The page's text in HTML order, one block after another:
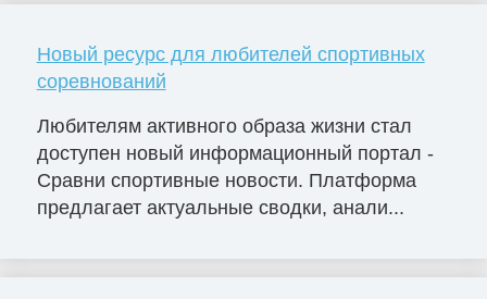
Новый ресурс для любителей спортивных
соревнований
Любителям активного образа жизни стал
доступен новый информационный портал -
Сравни спортивные новости. Платформа
предлагает актуальные сводки, анали...